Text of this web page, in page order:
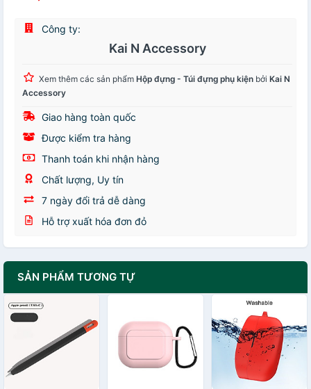
Công ty:
Kai N Accessory
Xem thêm các sản phẩm Hộp đựng - Túi đựng phụ kiện bởi Kai N
Accessory
Giao hàng toàn quốc
Được kiểm tra hàng
Thanh toán khi nhận hàng
Chất lượng, Uy tín
7 ngày đổi trả dễ dàng
Hỗ trợ xuất hóa đơn đỏ
SẢN PHẨM TƯƠNG TỰ